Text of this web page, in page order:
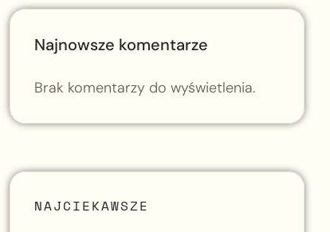
Najnowsze komentarze
Brak komentarzy do wyświetlenia.
NAJCIEKAWSZE